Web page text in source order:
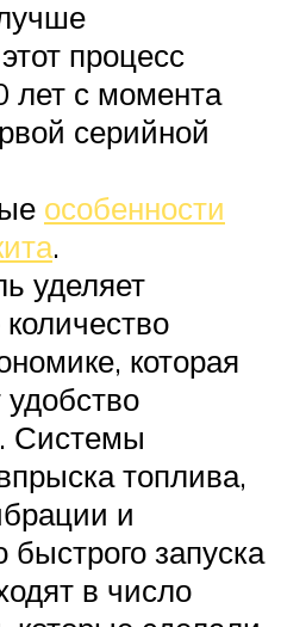
процесс
лет с момента
серийной
особенности
.
уделяет
которая
Системы
топлива,
и
запуска
в число